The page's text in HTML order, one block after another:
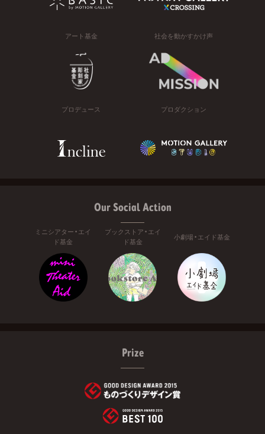
アート基金 社会を動かすかけ声
プロデュース プロダクション
Our Social Action
ミニシアター・エイ
ド基金
ブックストア・エイ
ド基金
小劇場・エイド基金
Prize